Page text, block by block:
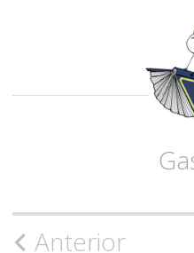
Anterior